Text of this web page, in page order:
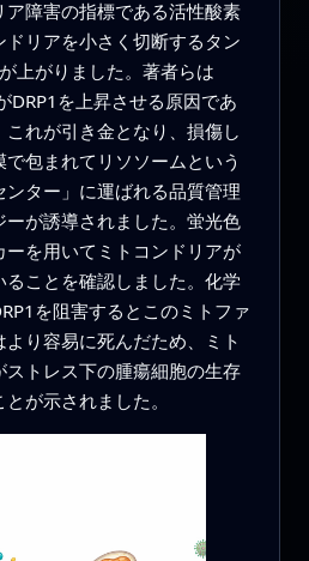
障害の指標である活性酸素
リアを小さく切断するタン
上がりました。著者らは
DRP1を上昇させる原因であ
れが引き金となり、損傷し
包まれてリソソームという
ター」に運ばれる品質管理
が誘導されました。蛍光色
を用いてミトコンドリアが
ことを確認しました。化学
を阻害するとこのミトファ
り容易に死んだため、ミト
ストレス下の腫瘍細胞の生存
が示されました。